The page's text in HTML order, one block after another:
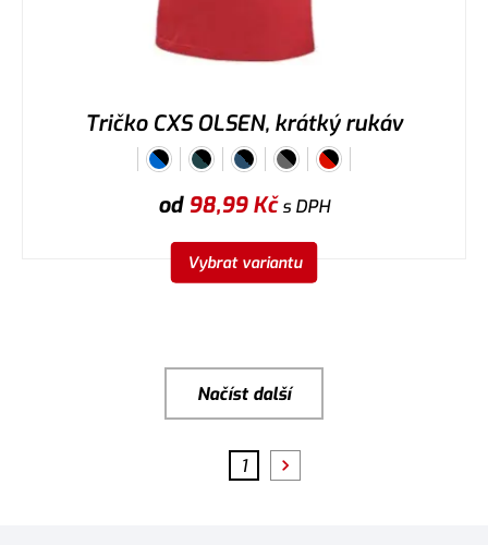
Tričko CXS OLSEN, krátký rukáv
od98,99Kčs DPH
Vybrat variantu
Načíst další
1